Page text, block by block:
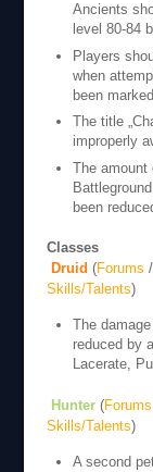
Ancients
level 80-84
Players
when
been
The title
improperly
The amount
been
Classes
Druid (Forums /
Skills/Talents)
The
reduced by
Lacerate,
Hunter(Forums
Skills/Talents)
A second